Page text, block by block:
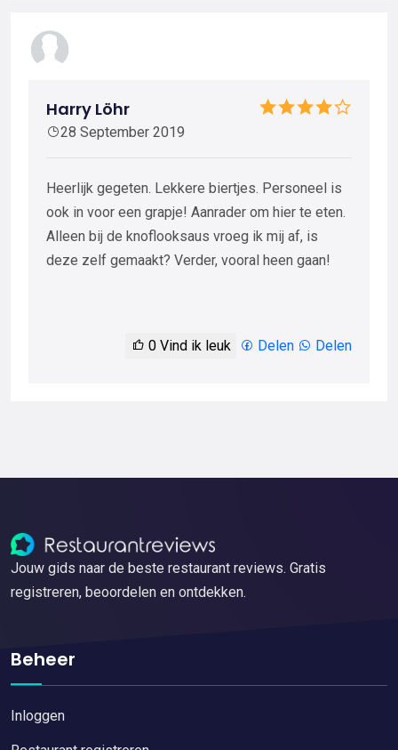
Harry Löhr
28 September 2019
Heerlijk gegeten. Lekkere biertjes. Personeel is
ook in voor een grapje! Aanrader om hier te eten.
Alleen bij de knoflooksaus vroeg ik mij af, is
deze zelf gemaakt? Verder, vooral heen gaan!
0 Vind ik leuk Delen Delen
Jouw gids naar de beste restaurant reviews. Gratis
registreren, beoordelen en ontdekken.
Beheer
Inloggen